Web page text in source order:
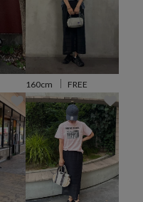
雰囲気でまとめるのもおす
光の照射や角度により実物
のサイズ感と実物は若干異
ください。
いる品質表示とアテンショ
160cm FREE